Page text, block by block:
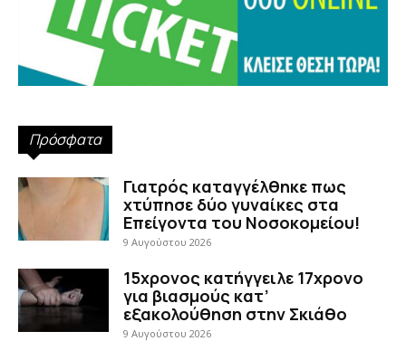
Πρόσφατα
Γιατρός καταγγέλθηκε πως
χτύπησε δύο γυναίκες στα
Επείγοντα του Νοσοκομείου!
9 Αυγούστου 2026
15χρονος κατήγγειλε 17χρονο
για βιασμούς κατ’
εξακολούθηση στην Σκιάθο
9 Αυγούστου 2026